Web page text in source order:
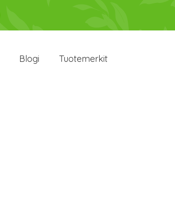
Blogi Tuotemerkit